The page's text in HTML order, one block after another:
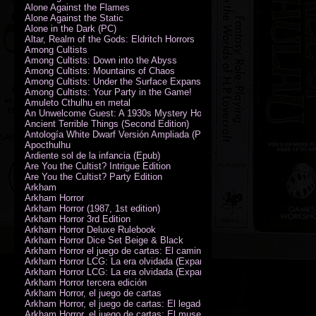
Alone Against the Flames
Alone Against the Static
Alone in the Dark (PC)
Altar, Realm of the Gods: Eldritch Horrors
Among Cultists
Among Cultists: Down into the Abyss
Among Cultists: Mountains of Chaos
Among Cultists: Under the Surface Expansion
Among Cultists: Your Party in the Game!
Amuleto Cthulhu en metal
An Unwelcome Guest: A 1930s Mystery Horror Adventure RPG
Ancient Terrible Things (Second Edition)
Antología White Dwarf Versión Ampliada (PDF)
Apocthulhu
Ardiente sol de la infancia (Epub)
Are You the Cultist? Intrigue Edition
Are You the Cultist? Party Edition
Arkham
Arkham Horror
Arkham Horror (1987, 1st edition)
Arkham Horror 3rd Edition
Arkham Horror Deluxe Rulebook
Arkham Horror Dice Set Beige & Black
Arkham Horror el juego de cartas: El camino a Carcosa - Exp.
Arkham Horror LCG: La era olvidada (Expansión de campaña)
Arkham Horror LCG: La era olvidada (Expansión de investigadores)
Arkham Horror tercera edición
Arkham Horror, el juego de cartas
Arkham Horror, el juego de cartas: El legado de Dunwich expansión